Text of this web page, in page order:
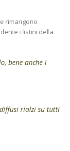
rimangono
i listini della
bene anche i
rialzi su tutti